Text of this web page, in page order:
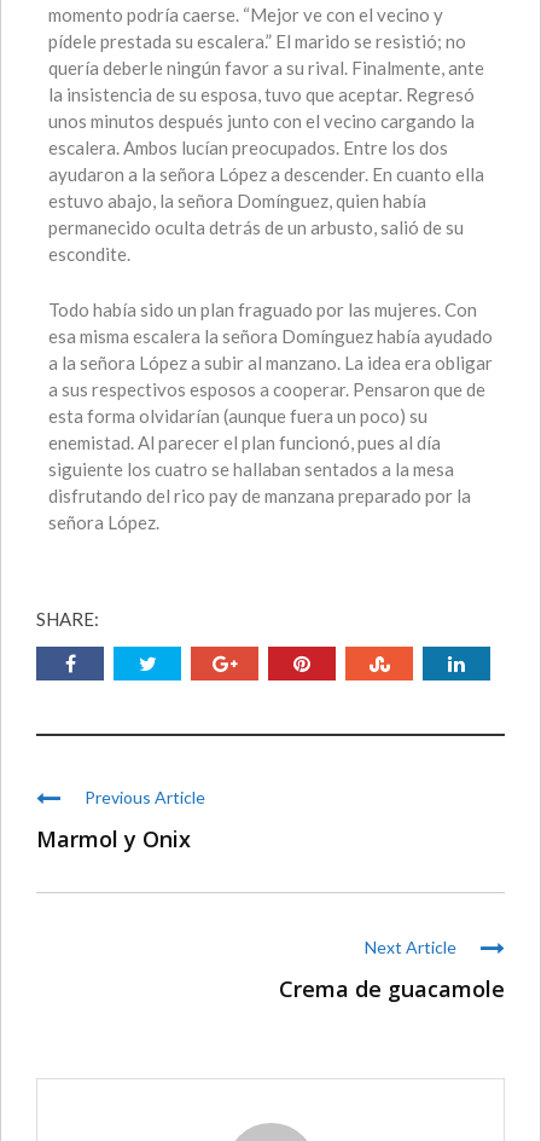
momento podría caerse. “Mejor ve con el vecino y
pídele prestada su escalera.” El marido se resistió; no
quería deberle ningún favor a su rival. Finalmente, ante
la insistencia de su esposa, tuvo que aceptar. Regresó
unos minutos después junto con el vecino cargando la
escalera. Ambos lucían preocupados. Entre los dos
ayudaron a la señora López a descender. En cuanto ella
estuvo abajo, la señora Domínguez, quien había
permanecido oculta detrás de un arbusto, salió de su
escondite.
Todo había sido un plan fraguado por las mujeres. Con
esa misma escalera la señora Domínguez había ayudado
a la señora López a subir al manzano. La idea era obligar
a sus respectivos esposos a cooperar. Pensaron que de
esta forma olvidarían (aunque fuera un poco) su
enemistad. Al parecer el plan funcionó, pues al día
siguiente los cuatro se hallaban sentados a la mesa
disfrutando del rico pay de manzana preparado por la
señora López.
SHARE:
Previous Article
Marmol y Onix
Next Article
Crema de guacamole